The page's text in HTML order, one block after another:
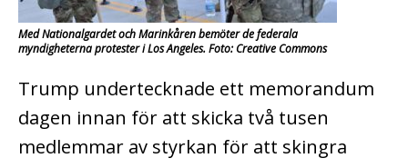
Med Nationalgardet och Marinkåren bemöter de federala
myndigheterna protester i Los Angeles. Foto: Creative Commons
Trump undertecknade ett memorandum
dagen innan för att skicka två tusen
medlemmar av styrkan för att skingra